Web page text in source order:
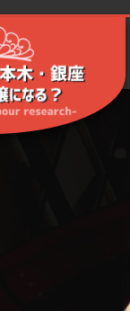
・六本